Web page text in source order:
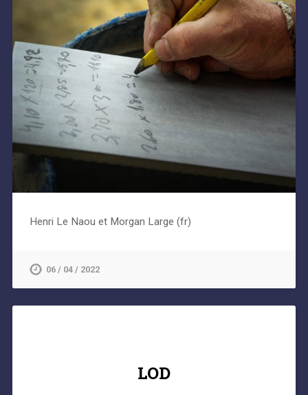
Henri Le Naou et Morgan Large (fr)
06 / 04 / 2022
LOD